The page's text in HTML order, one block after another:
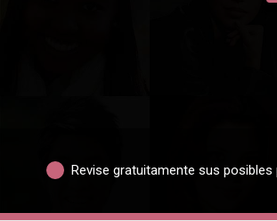
Revise gratuitamente sus posibles